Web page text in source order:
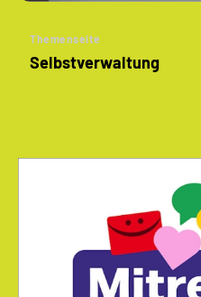
Themenseite
Selbstverwaltung